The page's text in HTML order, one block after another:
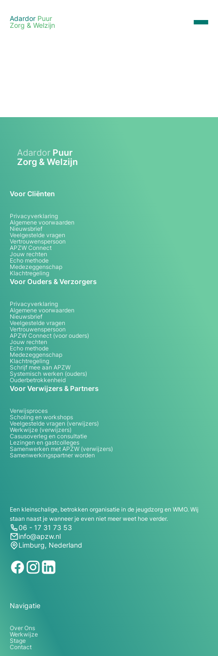
Adardor Puur
Zorg & Welzijn
Adardor Puur
Zorg & Welzijn
Voor Cliënten
Privacyverklaring
Algemene voorwaarden
Nieuwsbrief
Veelgestelde vragen
Vertrouwenspersoon
APZW Connect
Jouw rechten
Echo methode
Medezeggenschap
Klachtregeling
Voor Ouders & Verzorgers
Privacyverklaring
Algemene voorwaarden
Nieuwsbrief
Veelgestelde vragen
Vertrouwenspersoon
APZW Connect (voor ouders)
Jouw rechten
Echo methode
Medezeggenschap
Klachtregeling
Schrijf mee aan APZW
Systemisch werken (ouders)
Ouderbetrokkenheid
Voor Verwijzers & Partners
Verwijsproces
Scholing en workshops
Veelgestelde vragen (verwijzers)
Werkwijze (verwijzers)
Casusoverleg en consultatie
Lezingen en gastcolleges
Samenwerken met APZW (verwijzers)
Samenwerkingspartner worden
Een kleinschalige, betrokken organisatie in de jeugdzorg en WMO. Wij
staan naast je wanneer je even niet meer weet hoe verder.
06 - 17 31 73 53
info@apzw.nl
Limburg, Nederland
Navigatie
Over Ons
Werkwijze
Stage
Contact